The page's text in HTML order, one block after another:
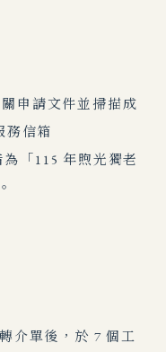
申請文件並掃描成
務信箱
為「115 年煦光獨老
介單後，於 7 個工